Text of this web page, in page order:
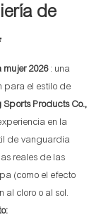
de
2026: una
para el estilo de
Products Co.,
en la
de vanguardia
reales de las
(como el efecto
al cloro o al sol.